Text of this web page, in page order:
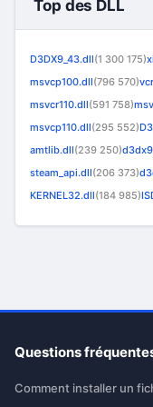
Top des DLL
D3DX9_43.dll(1 300 175)
msvcp100.dll(796 570)
msvcr110.dll(591 758)
msvcp110.dll(295 552)
amtlib.dll(239 250)
steam_api.dll(206 373)
KERNEL32.dll(184 985)
Questions
Comment installer un